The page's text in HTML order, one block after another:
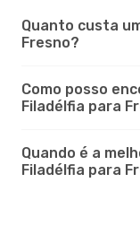
Quanto custa
Fresno?
Como posso
Filadélfia para
Quando é a
Filadélfia para